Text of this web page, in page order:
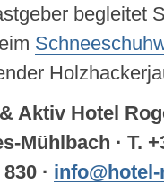
begleitet
Aktiv Hotel
Mühlbach · T.
·